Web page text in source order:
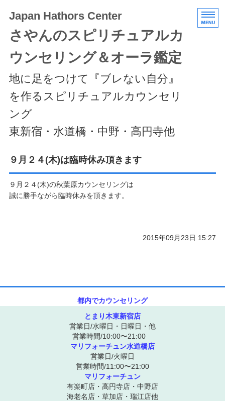
Japan Hathors Center
さやんのスピリチュアルカ
ウンセリング＆オーラ鑑定
地に足をつけて『ブレない自分』
を作るスピリチュアルカウンセリ
ング
東新宿・水道橋・中野・高円寺他
HOME
メニュー/料金
エキスパートクラス
９月２４(木)は臨時休み頂きます
９月２４(木)の秋葉原カウンセリングは
誠に勝手ながら臨時休みを頂きます。
2015年09月23日 15:27
都内でカウンセリング
とまり木東新宿店
営業日/水曜日・日曜日・他
営業時間/10:00〜21:00
マリフォーチュン水道橋店
営業日/火曜日
営業時間/11:00〜21:00
マリフォーチュン
有楽町店・高円寺店・中野店
海老名店・草加店・瑞江店他